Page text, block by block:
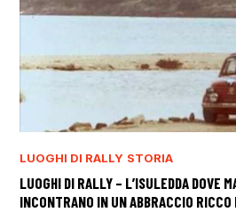
LUOGHI DI RALLY STORIA
LUOGHI DI RALLY – L’ISULEDDA DOVE
INCONTRANO IN UN ABBRACCIO RICCO